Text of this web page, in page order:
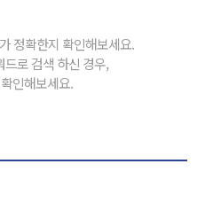
정확한지 확인해보세요.
로 검색 하신 경우,
인해보세요.